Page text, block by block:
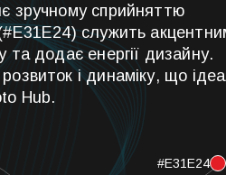
зручному сприйняттю
служить
та додає енергії дизайну.
і динаміку, що
Hub.
#E31E24